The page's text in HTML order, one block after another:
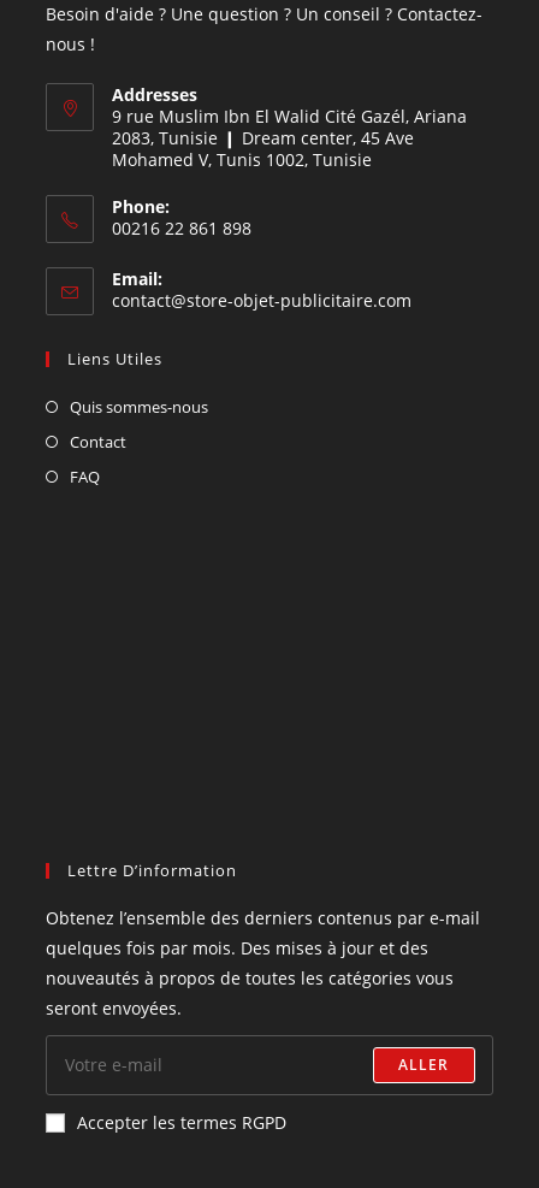
Besoin d'aide ? Une question ? Un conseil ? Contactez-
nous !
Addresses
9 rue Muslim Ibn El Walid Cité Gazél, Ariana
2083, Tunisie ❙ Dream center, 45 Ave
Mohamed V, Tunis 1002, Tunisie
Phone:
00216 22 861 898
Email:
contact@store-objet-publicitaire.com
Liens Utiles
Quis sommes-nous
Contact
FAQ
Lettre D’information
Obtenez l’ensemble des derniers contenus par e-mail
quelques fois par mois. Des mises à jour et des
nouveautés à propos de toutes les catégories vous
seront envoyées.
ALLER
Accepter les termes RGPD